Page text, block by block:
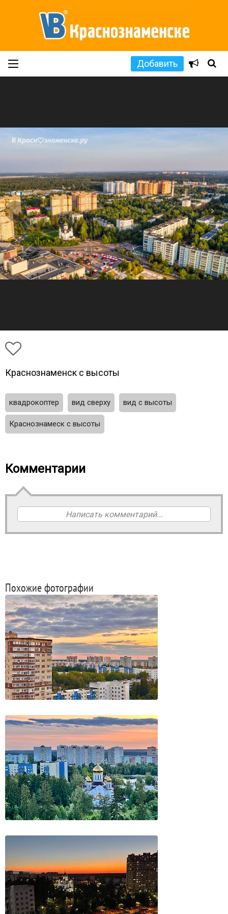
Добавить
Краснознаменск с высоты
квадрокоптер вид сверху вид с высоты
Краснознамеск с высоты
Комментарии
Написать комментарий...
Похожие фотографии